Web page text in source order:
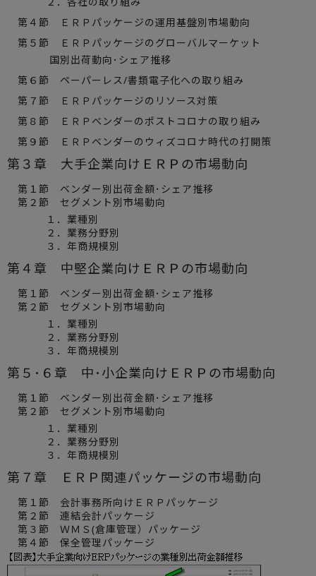
第４節 ＥＲＰパッケージの運用基盤別市場動向
第５節 ＥＲＰパッケージのグローバルマーケット
国別出荷動向･シェア推移
第６節 ペーパーレス/書類電子化への取り組み
第７節 ＥＲＰパッケージのリソース対策
第８節 ＥＲＰベンダーのポストコロナの取り組み
第９節 ＥＲＰベンダーのウィズコロナ時代の打開策
第３章 大手企業向けＥＲＰの市場動向
第１節 ベンダー別出荷金額･シェア推移
第２節 セグメント別市場動向
１．業種別
２．業務分野別
３．年商規模別
第４章 中堅企業向けＥＲＰの市場動向
第１節 ベンダー別出荷金額･シェア推移
第２節 セグメント別市場動向
１．業種別
２．業務分野別
３．年商規模別
第５･６章 中･小企業向けＥＲＰの市場動向
第１節 ベンダー別出荷金額･シェア推移
第２節 セグメント別市場動向
１．業種別
２．業務分野別
３．年商規模別
第７章 ＥＲＰ関連パッケージの市場動向
第１節 会計事務所向けＥＲＰパッケージ
第２節 連結会計パッケージ
第３節 ＷＭＳ(倉庫管理）パッケージ
第４節 保全管理パッケージ